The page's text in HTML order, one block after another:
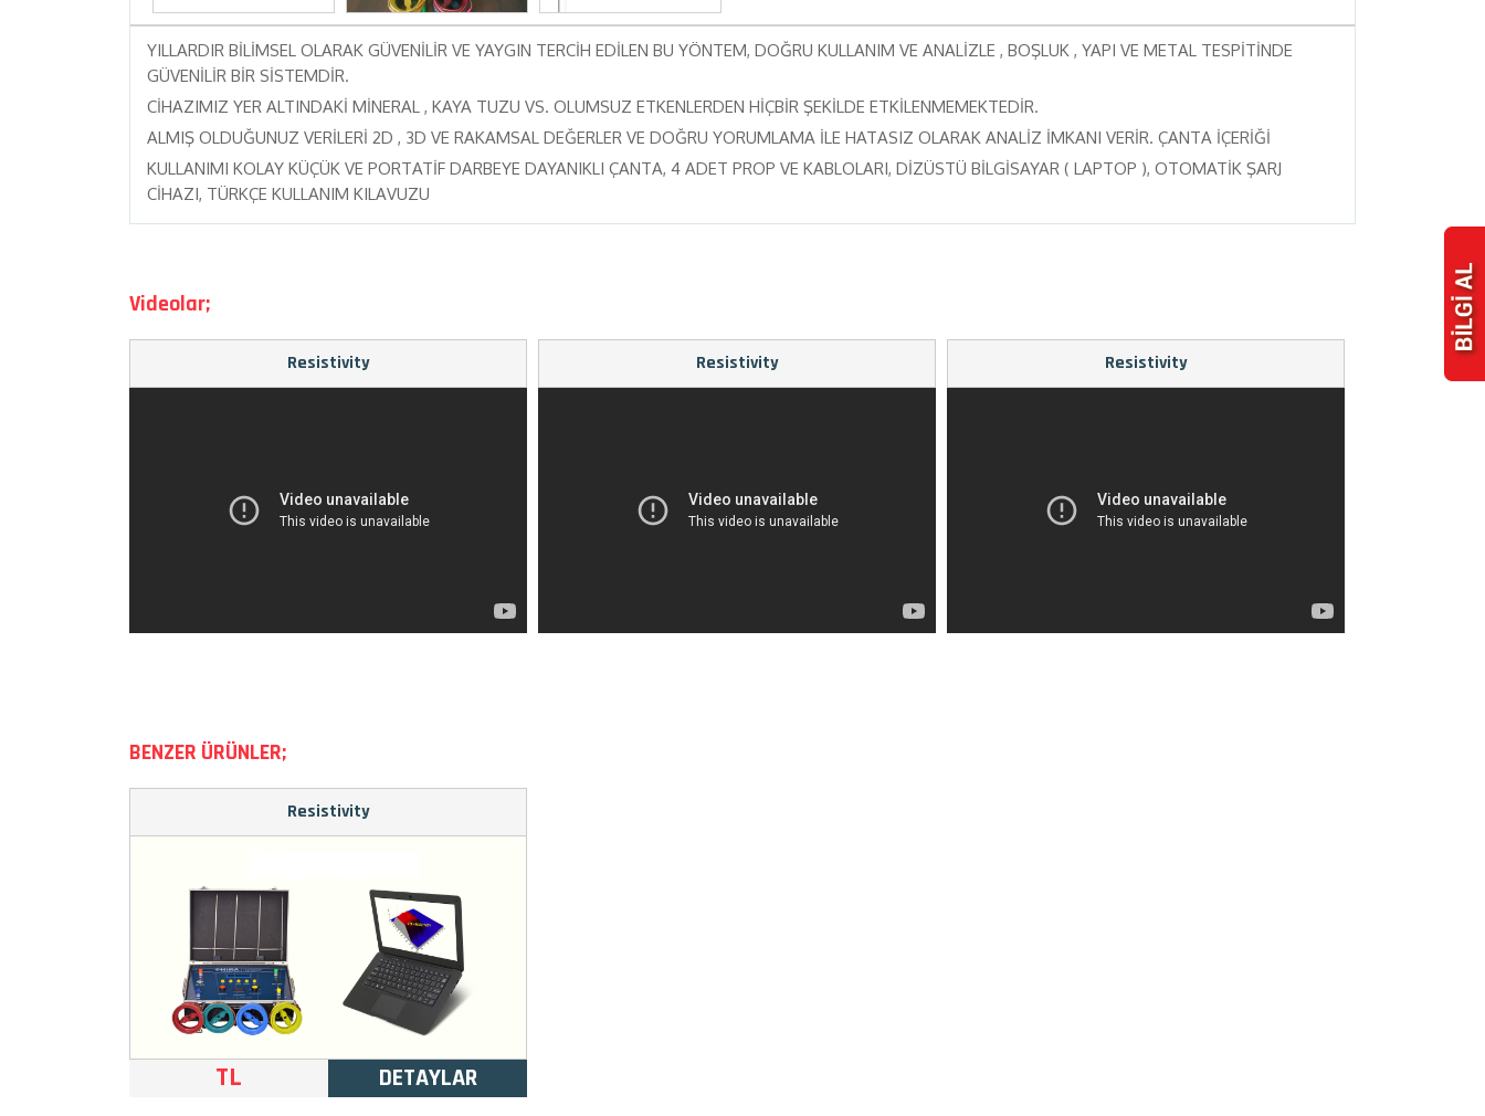
YILLARDIR BİLİMSEL OLARAK GÜVENİLİR VE YAYGIN TERCİH EDİLEN BU YÖNTEM, DOĞRU KULLANIM VE ANALİZLE , BOŞLUK , YAPI VE METAL TESPİTİNDE
GÜVENİLİR BİR SİSTEMDİR.
CİHAZIMIZ YER ALTINDAKİ MİNERAL , KAYA TUZU VS. OLUMSUZ ETKENLERDEN HİÇBİR ŞEKİLDE ETKİLENMEMEKTEDİR.
ALMIŞ OLDUĞUNUZ VERİLERİ 2D , 3D VE RAKAMSAL DEĞERLER VE DOĞRU YORUMLAMA İLE HATASIZ OLARAK ANALİZ İMKANI VERİR. ÇANTA İÇERİĞİ
KULLANIMI KOLAY KÜÇÜK VE PORTATİF DARBEYE DAYANIKLI ÇANTA, 4 ADET PROP VE KABLOLARI, DİZÜSTÜ BİLGİSAYAR ( LAPTOP ), OTOMATİK ŞARJ
CİHAZI, TÜRKÇE KULLANIM KILAVUZU
Videolar;
Resistivity Resistivity Resistivity
BENZER ÜRÜNLER;
Resistivity
TL DETAYLAR